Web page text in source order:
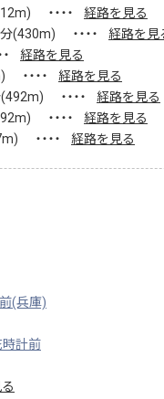
m) ・・・・
経路を見る
分(430m) ・・・・
経路を見
経路を見る
・・・・
経路を見る
492m) ・・・・
経路を見る
m) ・・・・
経路を見る
m) ・・・・ 経路を見る
(兵庫)
時計前